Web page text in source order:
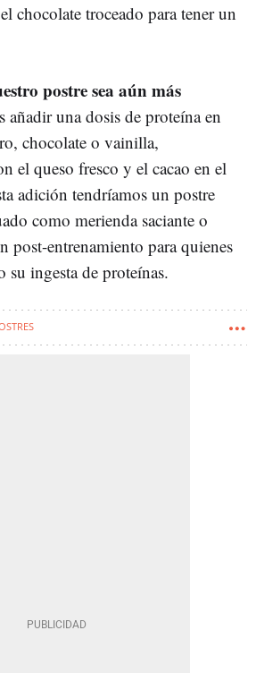
chocolate troceado para tener un
postre sea aún más
añadir una dosis de proteína en
chocolate o vainilla,
el queso fresco y el cacao en el
adición tendríamos un postre
como merienda saciante o
post-entrenamiento para quienes
ingesta de proteínas.